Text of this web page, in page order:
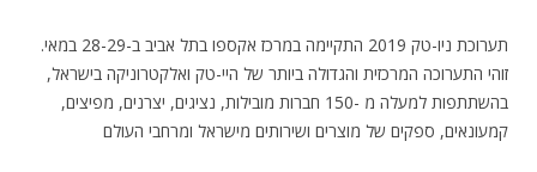
תערוכת ניו-טק 2019 התקיימה במרכז אקספו בתל אביב ב-28-29 במאי.
זוהי התערוכה המרכזית והגדולה ביותר של היי-טק ואלקטרוניקה בישראל,
בהשתתפות למעלה מ -150 חברות מובילות, נציגים, יצרנים, מפיצים,
קמעונאים, ספקים של מוצרים ושירותים מישראל ומרחבי העולם